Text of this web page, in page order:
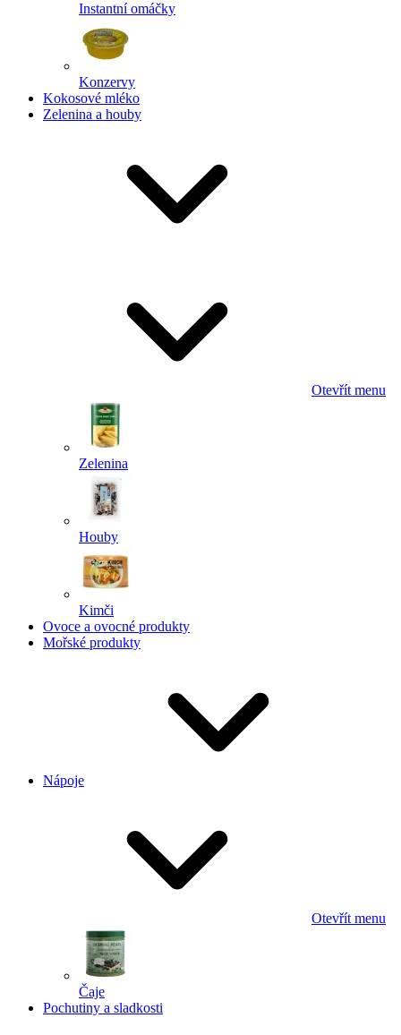
Instantní omáčky
Konzervy
Kokosové mléko
Zelenina a houby
Otevřít menu
Zelenina
Houby
Kimči
Ovoce a ovocné produkty
Mořské produkty
Nápoje
Otevřít menu
Čaje
Pochutiny a sladkosti